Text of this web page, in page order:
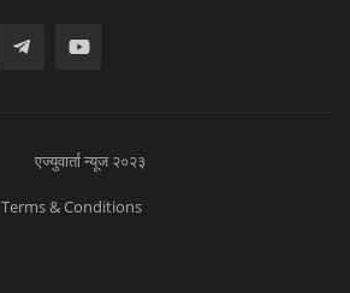
एज्युवार्ता न्यूज २०२३
Terms & Conditions